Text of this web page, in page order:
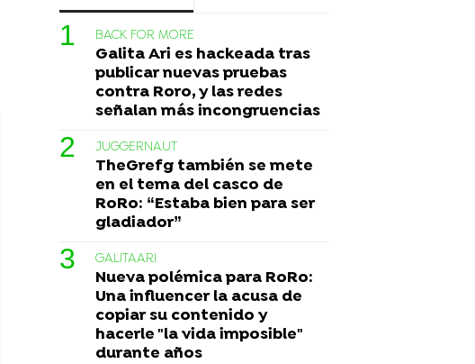
BACK FOR MORE
Galita Ari es hackeada tras
publicar nuevas pruebas
contra Roro, y las redes
señalan más incongruencias
JUGGERNAUT
TheGrefg también se mete
en el tema del casco de
RoRo: “Estaba bien para ser
gladiador”
GALITAARI
Nueva polémica para RoRo:
Una influencer la acusa de
copiar su contenido y
hacerle "la vida imposible"
durante años